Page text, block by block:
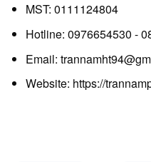
MST: 0111124804
Hotline: 0976654530 -
Email:
Website: https://